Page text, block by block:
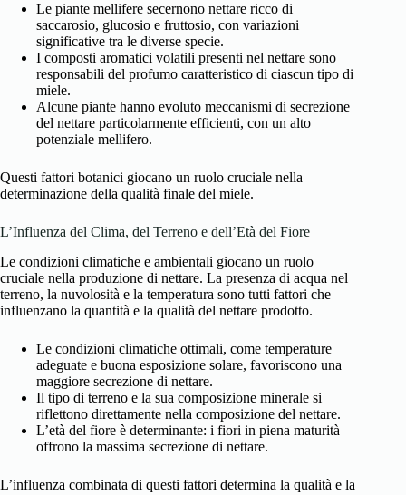
Le piante mellifere secernono nettare ricco di
saccarosio, glucosio e fruttosio, con variazioni
significative tra le diverse specie.
I composti aromatici volatili presenti nel nettare sono
responsabili del profumo caratteristico di ciascun tipo di
miele.
Alcune piante hanno evoluto meccanismi di secrezione
del nettare particolarmente efficienti, con un alto
potenziale mellifero.
Questi fattori botanici giocano un ruolo cruciale nella
determinazione della qualità finale del miele.
L’Influenza del Clima, del Terreno e dell’Età del Fiore
Le condizioni climatiche e ambientali giocano un ruolo
cruciale nella produzione di nettare. La presenza di acqua nel
terreno, la nuvolosità e la temperatura sono tutti fattori che
influenzano la quantità e la qualità del nettare prodotto.
Le condizioni climatiche ottimali, come temperature
adeguate e buona esposizione solare, favoriscono una
maggiore secrezione di nettare.
Il tipo di terreno e la sua composizione minerale si
riflettono direttamente nella composizione del nettare.
L’età del fiore è determinante: i fiori in piena maturità
offrono la massima secrezione di nettare.
L’influenza combinata di questi fattori determina la qualità e la